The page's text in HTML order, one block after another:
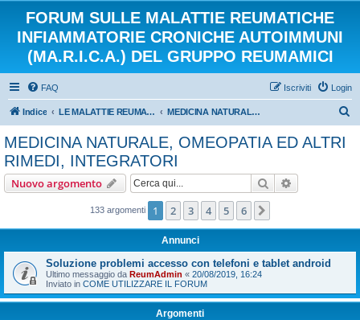
FORUM SULLE MALATTIE REUMATICHE
INFIAMMATORIE CRONICHE AUTOIMMUNI
(MA.R.I.C.A.) DEL GRUPPO REUMAMICI
FAQ Login
Iscriviti
Indice LE MALATTIE REUMATICHE INFIAMMATORIE CRONICHE AUTOIMMUNI MEDICINA NATURALE, OMEOPATIA ED ALTRI RIMEDI, INTEGRATORI
MEDICINA NATURALE, OMEOPATIA ED ALTRI
RIMEDI, INTEGRATORI
Nuovo argomento Cerca
133 argomenti 1 2 3 4 5 6
Annunci
Soluzione problemi accesso con telefoni e tablet android
Ultimo messaggio da ReumAdmin « 20/08/2019, 16:24
Inviato in COME UTILIZZARE IL FORUM
Argomenti